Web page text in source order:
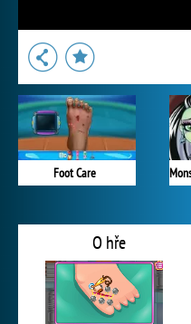
Foot Care
O hře